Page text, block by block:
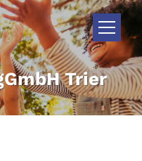
Trier